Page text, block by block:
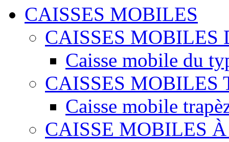
CAISSES MOBILES
CAISSES MOBILES
Caisse mobile du
CAISSES MOBILES
Caisse mobile
CAISSE MOBILES